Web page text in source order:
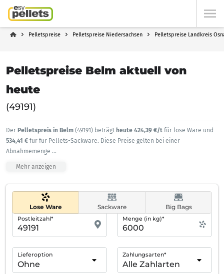
Pelletspreise Pelletspreise Niedersachsen Pelletspreise Landkreis
Pelletspreise Belm aktuell von
heute
(49191)
Der Pelletspreis in Belm (49191) beträgt heute 424,39 €/t für lose Ware und
534,41 € für für Pellets-Sackware. Diese Preise gelten bei einer
Abnahmemenge ...
Mehr anzeigen
Lose Ware Sackware Big Bags
Postleitzahl* Menge (in kg)*
Lieferoption Zahlungsarten*